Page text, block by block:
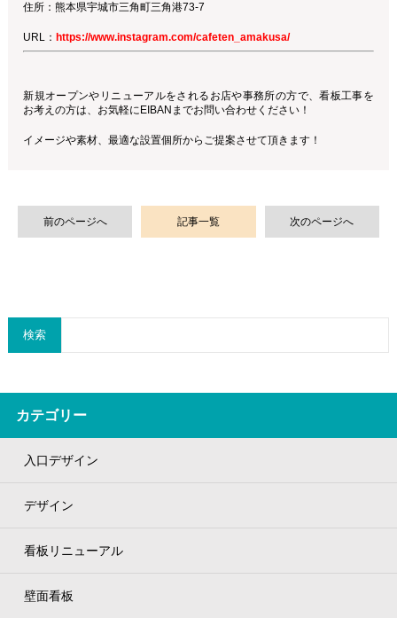
住所：熊本県宇城市三角町三角港73-7
URL： https://www.instagram.com/cafeten_amakusa/
新規オープンやリニューアルをされるお店や事務所の方で、看板工事を
お考えの方は、お気軽にEIBANまでお問い合わせください！
イメージや素材、最適な設置個所からご提案させて頂きます！
前のページへ 記事一覧 次のページへ
検索
カテゴリー
入口デザイン
デザイン
看板リニューアル
壁面看板